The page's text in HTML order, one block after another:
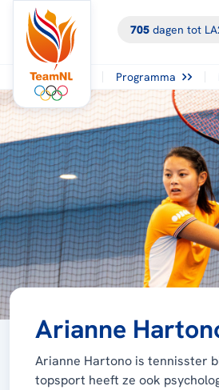
705dagen tot
Programma
Arianne
Arianne Hartono is tennisster
topsport heeft ze ook